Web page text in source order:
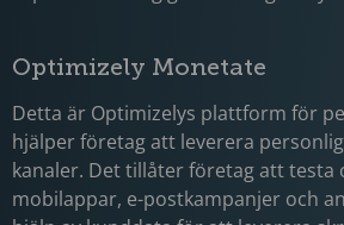
Optimizely Monetate
Detta är Optimizelys plattform för
hjälper företag att leverera
kanaler. Det tillåter företag att
mobilappar, e-postkampanjer och